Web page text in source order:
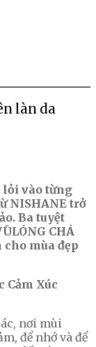
làn da
vào từng
NISHANE trở
Ba tuyệt
CHÁ
mùa đẹp
Xúc
nơi mùi
để nhớ và để